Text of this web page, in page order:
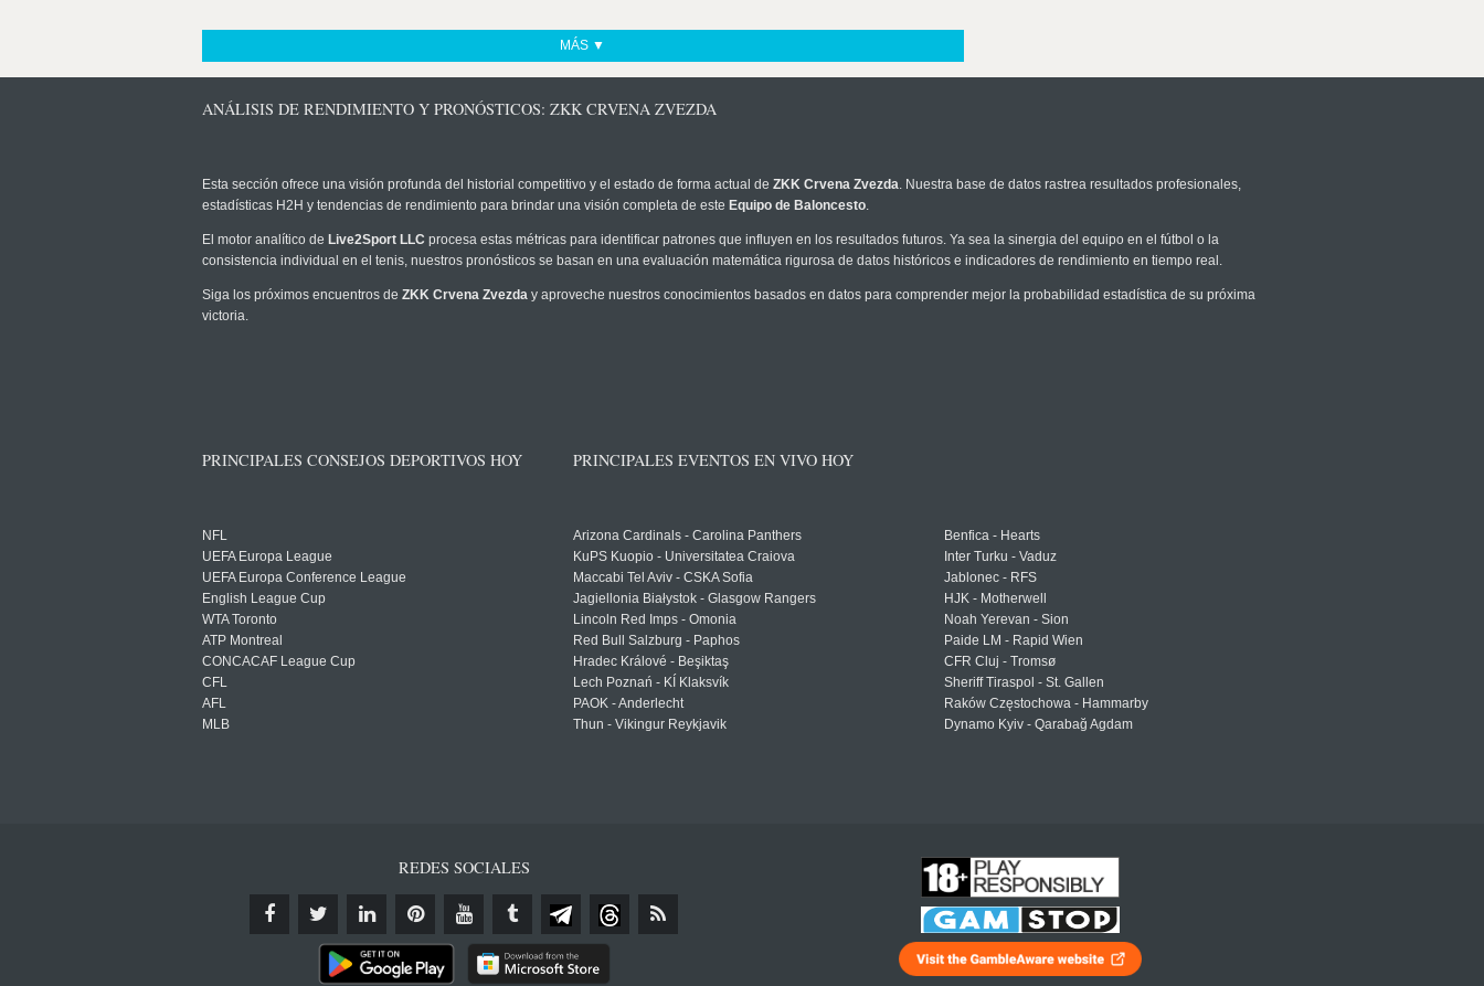
MÁS ▼
ANÁLISIS DE RENDIMIENTO Y PRONÓSTICOS: ZKK CRVENA ZVEZDA
Esta sección ofrece una visión profunda del historial competitivo y el estado de forma actual de ZKK Crvena Zvezda. Nuestra base de datos rastrea resultados profesionales,
estadísticas H2H y tendencias de rendimiento para brindar una visión completa de este Equipo de Baloncesto.
El motor analítico de Live2Sport LLC procesa estas métricas para identificar patrones que influyen en los resultados futuros. Ya sea la sinergia del equipo en el fútbol o la
consistencia individual en el tenis, nuestros pronósticos se basan en una evaluación matemática rigurosa de datos históricos e indicadores de rendimiento en tiempo real.
Siga los próximos encuentros de ZKK Crvena Zvezda y aproveche nuestros conocimientos basados en datos para comprender mejor la probabilidad estadística de su próxima
victoria.
PRINCIPALES CONSEJOS DEPORTIVOS HOY
NFL
UEFA Europa League
UEFA Europa Conference League
English League Cup
WTA Toronto
ATP Montreal
CONCACAF League Cup
CFL
AFL
MLB
PRINCIPALES EVENTOS EN VIVO HOY
Arizona Cardinals - Carolina Panthers
KuPS Kuopio - Universitatea Craiova
Maccabi Tel Aviv - CSKA Sofia
Jagiellonia Białystok - Glasgow Rangers
Lincoln Red Imps - Omonia
Red Bull Salzburg - Paphos
Hradec Králové - Beşiktaş
Lech Poznań - KÍ Klaksvík
PAOK - Anderlecht
Thun - Vikingur Reykjavik
Benfica - Hearts
Inter Turku - Vaduz
Jablonec - RFS
HJK - Motherwell
Noah Yerevan - Sion
Paide LM - Rapid Wien
CFR Cluj - Tromsø
Sheriff Tiraspol - St. Gallen
Raków Częstochowa - Hammarby
Dynamo Kyiv - Qarabağ Agdam
REDES SOCIALES